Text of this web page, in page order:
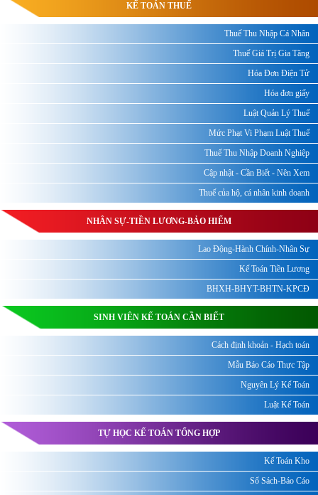
KẾ TOÁN THUẾ
Thuế Thu Nhập Cá Nhân
Thuế Giá Trị Gia Tăng
Hóa Đơn Điện Tử
Hóa đơn giấy
Luật Quản Lý Thuế
Mức Phạt Vi Phạm Luật Thuế
Thuế Thu Nhập Doanh Nghiệp
Cập nhật - Cần Biết - Nên Xem
Thuế của hộ, cá nhân kinh doanh
NHÂN SỰ-TIỀN LƯƠNG-BẢO HIỂM
Lao Động-Hành Chính-Nhân Sự
Kế Toán Tiền Lương
BHXH-BHYT-BHTN-KPCĐ
SINH VIÊN KẾ TOÁN CẦN BIẾT
Cách định khoản - Hạch toán
Mẫu Báo Cáo Thực Tập
Nguyên Lý Kế Toán
Luật Kế Toán
TỰ HỌC KẾ TOÁN TỔNG HỢP
Kế Toán Kho
Sổ Sách-Báo Cáo